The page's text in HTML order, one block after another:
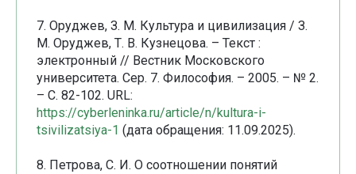
7. Оруджев, З. М. Культура и цивилизация / З.
М. Оруджев, Т. В. Кузнецова. – Текст :
электронный // Вестник Московского
университета. Сер. 7. Философия. – 2005. – № 2.
– С. 82-102. URL:
https://cyberleninka.ru/article/n/kultura-i-
tsivilizatsiya-1 (дата обращения: 11.09.2025).
8. Петрова, С. И. О соотношении понятий